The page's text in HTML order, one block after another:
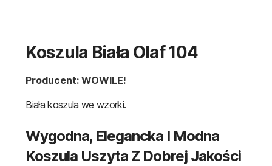
Koszula Biała Olaf 104
Producent: WOWILE!
Biała koszula we wzorki.
Wygodna, Elegancka I Modna
Koszula Uszyta Z Dobrej Jakości